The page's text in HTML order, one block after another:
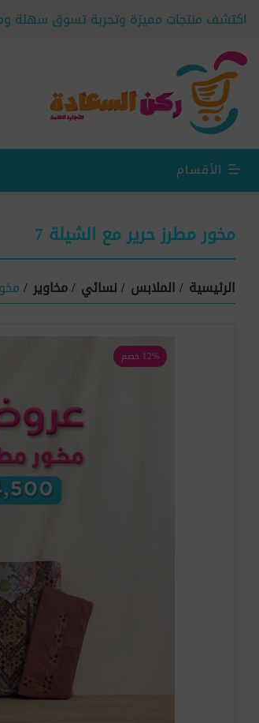
اكتشف منتجات مميزة وتجربة تسوق سهلة
الأقسام
مخور مطرز حرير مع الشيلة 7
الرئيسية /الملابس /نسائي /مخاوير /
12% خصم